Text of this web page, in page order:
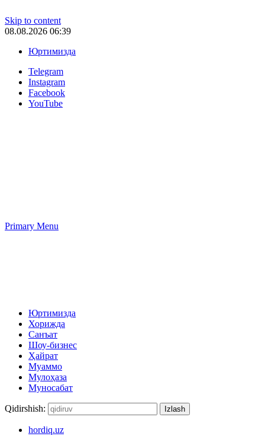
Skip to content
08.08.2026 06:39
Юртимизда
Telegram
Instagram
Facebook
YouTube
Primary Menu
Юртимизда
Хорижда
Санъат
Шоу-бизнес
Ҳайрат
Муаммо
Мулоҳаза
Муносабат
Qidirshish:
hordiq.uz